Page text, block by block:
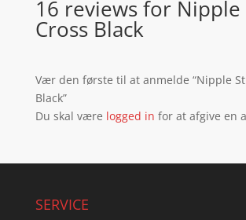
16 reviews for Nipple
Cross Black
Vær den første til at anmelde “Nipple
Black”
Du skal være logged in for at afgive en
SERVICE